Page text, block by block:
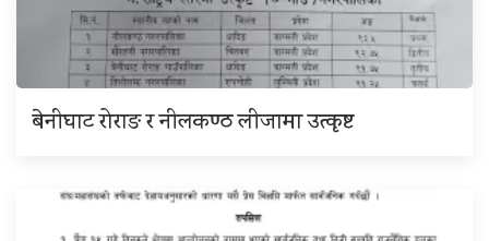
बेनीघाट रोराङ र नीलकण्ठ लीजामा उत्कृष्ट